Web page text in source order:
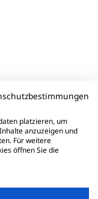
platzieren, um
anzuzeigen und
Für weitere
öffnen Sie die